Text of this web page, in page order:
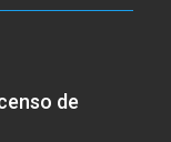
de